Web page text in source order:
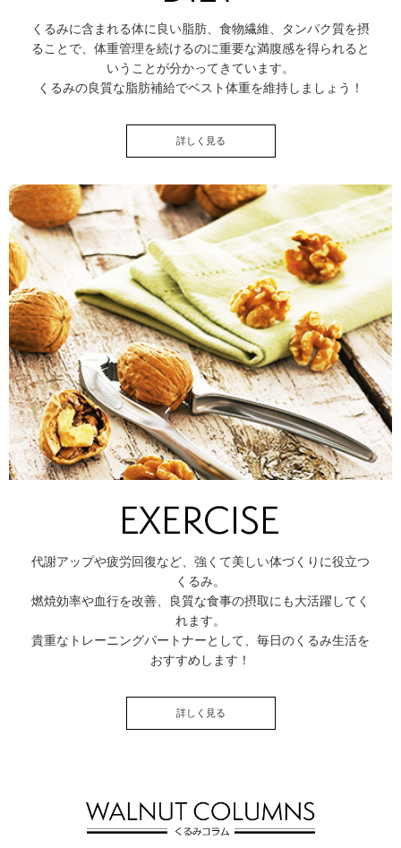
くるみに含まれる体に良い脂肪、食物繊維、タンパク質を摂
ることで、体重管理を続けるのに重要な満腹感を得られると
いうことが分かってきています。
くるみの良質な脂肪補給でベスト体重を維持しましょう！
詳しく見る
代謝アップや疲労回復など、強くて美しい体づくりに役立つ
くるみ。
燃焼効率や血行を改善、良質な食事の摂取にも大活躍してく
れます。
貴重なトレーニングパートナーとして、毎日のくるみ生活を
おすすめします！
詳しく見る